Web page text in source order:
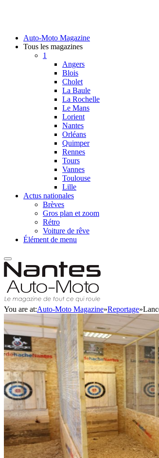
Auto-Moto Magazine
Tous les magazines
1
Angers
Blois
Cholet
La Baule
La Rochelle
Le Mans
Lorient
Nantes
Orléans
Quimper
Rennes
Tours
Vannes
Toulouse
Lille
Actus nationales
Brèves
Gros plan et zoom
Rétro
Voiture de rêve
Élément de menu
You are at:Auto-Moto Magazine»Reportage»